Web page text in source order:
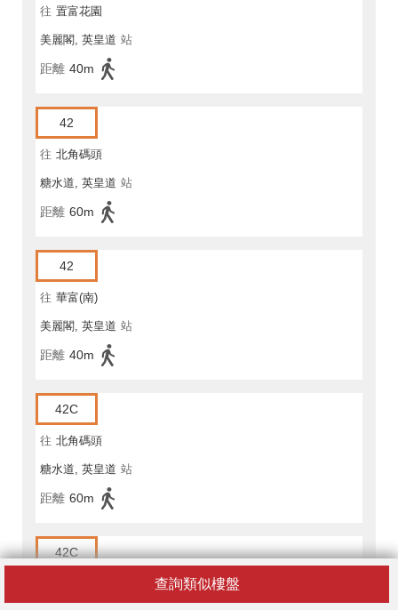
查詢類似樓盤
往 置富花園
美麗閣, 英皇道 站
距離 40m
42
往 北角碼頭
糖水道, 英皇道 站
距離 60m
42
往 華富(南)
美麗閣, 英皇道 站
距離 40m
42C
往 北角碼頭
糖水道, 英皇道 站
距離 60m
42C